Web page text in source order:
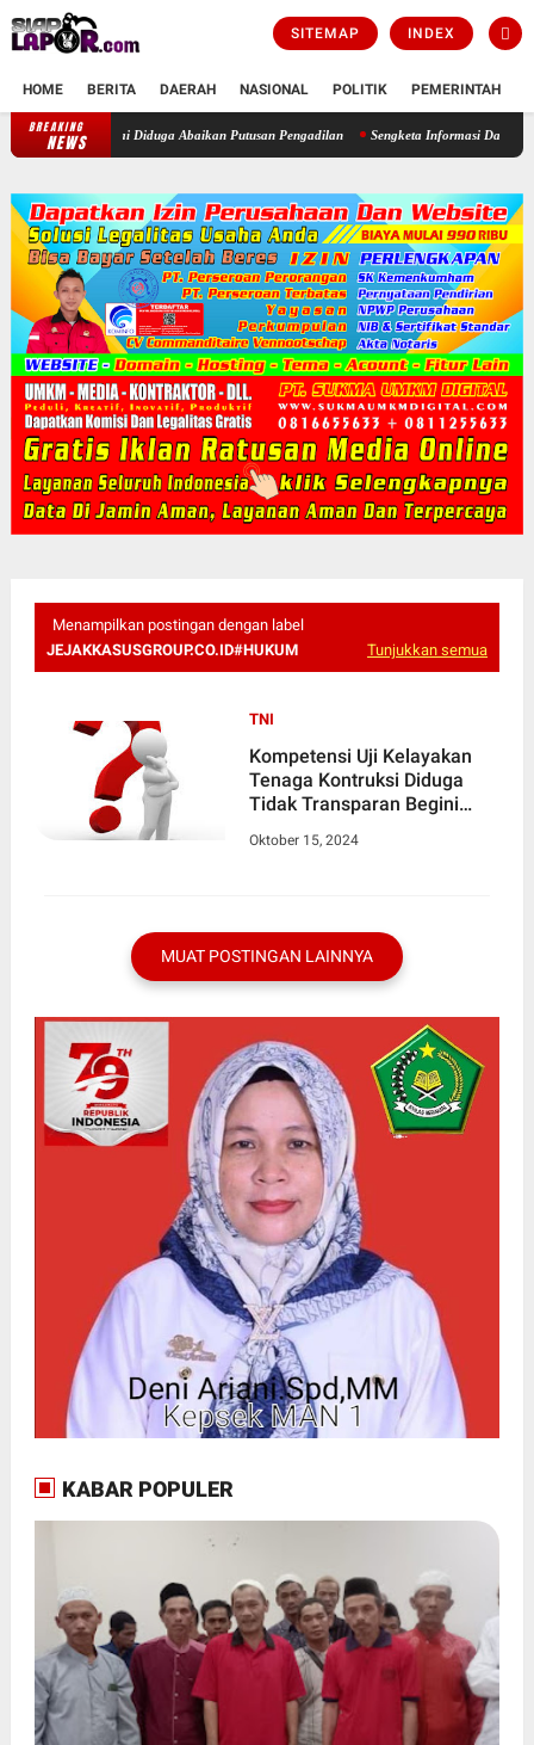
SITEMAP INDEX
HOME BERITA DAERAH NASIONAL POLITIK PEMERINTAH
BREAKING
NEWS Bupati Bogor Didesak Copot Kepala Desa Cimayang Usai Diduga
Menampilkan postingan dengan label
JEJAKKASUSGROUP.CO.ID#HUKUM
Tunjukkan semua
TNI
Kompetensi Uji Kelayakan
Tenaga Kontruksi Diduga
Tidak Transparan Begini
Oktober 15, 2024
MUAT POSTINGAN LAINNYA
KABAR POPULER